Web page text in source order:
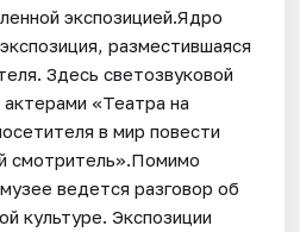
экспозицией.Ядро
разместившаяся
Здесь светозвуковой
актерами «Театра на
в мир повести
смотритель».Помимо
ведется разговор об
культуре. Экспозиции